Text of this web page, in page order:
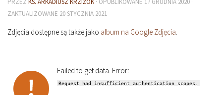
PRZEZ KS. ARKADIUSZ KRZIŻOK · OPUBLIKOWANE 17 GRUDNIA 2020 ·
ZAKTUALIZOWANE 20 STYCZNIA 2021
Zdjęcia dostępne są także jako album na Google Zdjęcia.
Failed to get data. Error:
Request had insufficient authentication scopes.